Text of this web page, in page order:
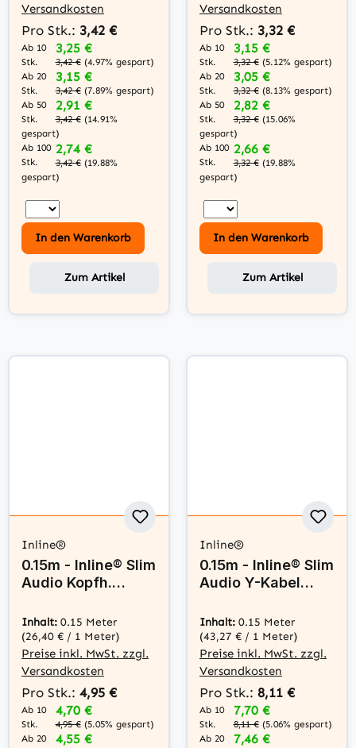
Versandkosten
Pro Stk.: 3,42 €
Ab 10
Stk.
3,25 €
3,42 € (4.97% gespart)
Ab 20
Stk.
3,15 €
3,42 € (7.89% gespart)
Ab 50
Stk.
2,91 €
3,42 € (14.91%
gespart)
Ab 100
Stk.
2,74 €
3,42 € (19.88%
gespart)
In den Warenkorb
Zum Artikel
Versandkosten
Pro Stk.: 3,32 €
Ab 10
Stk.
3,15 €
3,32 € (5.12% gespart)
Ab 20
Stk.
3,05 €
3,32 € (8.13% gespart)
Ab 50
Stk.
2,82 €
3,32 € (15.06%
gespart)
Ab 100
Stk.
2,66 €
3,32 € (19.88%
gespart)
In den Warenkorb
Zum Artikel
Inline®
0.15m - Inline® Slim
Audio Kopfh.
Adapterkab.,
2x3,5mm ST /
3,5mm BU 3pol.
Inhalt: 0.15 Meter
(26,40 € / 1 Meter)
Preise inkl. MwSt. zzgl.
Versandkosten
Pro Stk.: 4,95 €
Ab 10
Stk.
4,70 €
4,95 € (5.05% gespart)
Ab 20
4,55 €
Inline®
0.15m - Inline® Slim
Audio Y-Kabel
an 2x Klinke BU
Inhalt: 0.15 Meter
(43,27 € / 1 Meter)
Preise inkl. MwSt. zzgl.
Versandkosten
Pro Stk.: 8,11 €
Ab 10
Stk.
7,70 €
8,11 € (5.06% gespart)
Ab 20
7,46 €